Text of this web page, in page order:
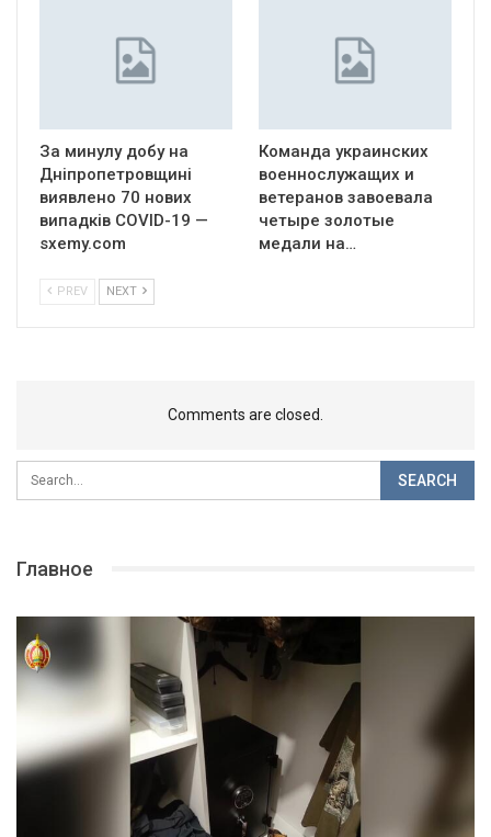
За минулу добу на
Дніпропетровщині
виявлено 70 нових
випадків COVID-19 —
sxemy.com
Команда украинских
военнослужащих и
ветеранов завоевала
четыре золотые
медали на…
PREV NEXT
Comments are closed.
Главное